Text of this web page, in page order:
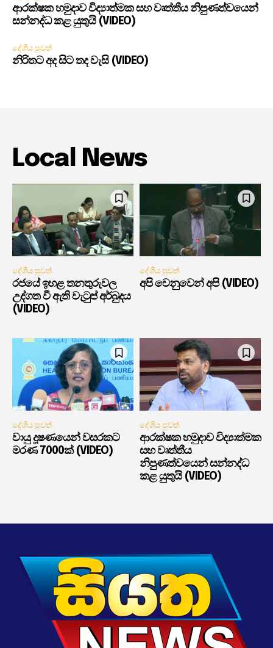
ආරක්ෂක හමුදාව විද්‍යාත්මක සහ වෘත්තීය නිපුණත්වයෙන්
සන්නද්ධ කළ යුතුයි (VIDEO)
දේශීය පුවත්
නිරිතට අද සිට තද වැසි (VIDEO)
Local News
දේශීය පුවත්
රජයේ ඉහළ තනතුරුවල
උද්ගත වී ඇති වැටුප් අර්බුදය
(VIDEO)
දේශීය පුවත්
අපි වෙනුවෙන් අපි (VIDEO)
දේශීය පුවත්
වායු දූෂණයෙන් වසරකට
මරණ 7000ක් (VIDEO)
දේශීය පුවත්
ආරක්ෂක හමුදාව විද්‍යාත්මක
සහ වෘත්තීය
නිපුණත්වයෙන් සන්නද්ධ
කළ යුතුයි (VIDEO)